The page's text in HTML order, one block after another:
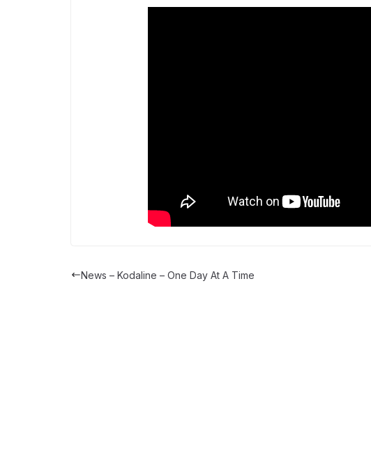
News – Kodaline – One Day At A Time